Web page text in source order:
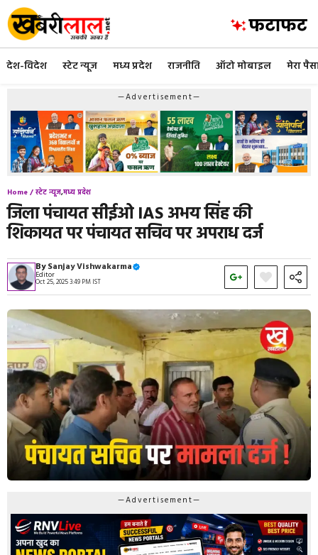
Skip
to
content
देश-विदेश स्टेट न्यूज मध्य प्रदेश राजनीति ऑटो मोबाइल मेरा
—Advertisement—
Home /स्टेट न्यूज,मध्य प्रदेश
जिला पंचायत सीईओ IAS अभय सिंह की
शिकायत पर पंचायत सचिव पर अपराध दर्ज
BySanjay Vishwakarma
Editor
Oct 25, 2025 3:49 PM IST
—Advertisement—